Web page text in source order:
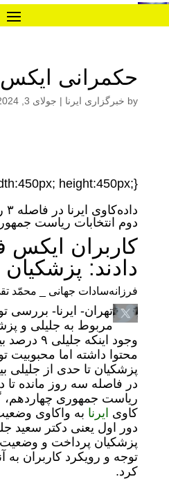
حکمرانی ایکس
by خبرگزاری ایرنا | جولای 3, 2024 2:52 ب.ظ
height:450px;}
دوم انتخابات ریاست
کاربران ایکس
دادند: پزشکیان
فرزانه‌سادات جهانی _ محمّد
تهران- ایرنا- بررسی
مربوط به جلیلی و
وجود اینکه
محتوا داشته اما محبوبیت
پزشکیان تا حدی از جلیلی
در فاصله سه روز مانده تا
ریاست جمهوری چهاردهم،
کاوی ایرنا به واکاوی
دور اول یعنی دکتر سعید
پزشکیان پرداخت و وضعیت
توجه و رویکرد کاربران به
کرد.